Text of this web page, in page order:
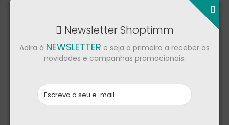
Newsletter Shoptimm
Adira à NEWSLETTER e seja o primeiro a receber as
novidades e campanhas promocionais.